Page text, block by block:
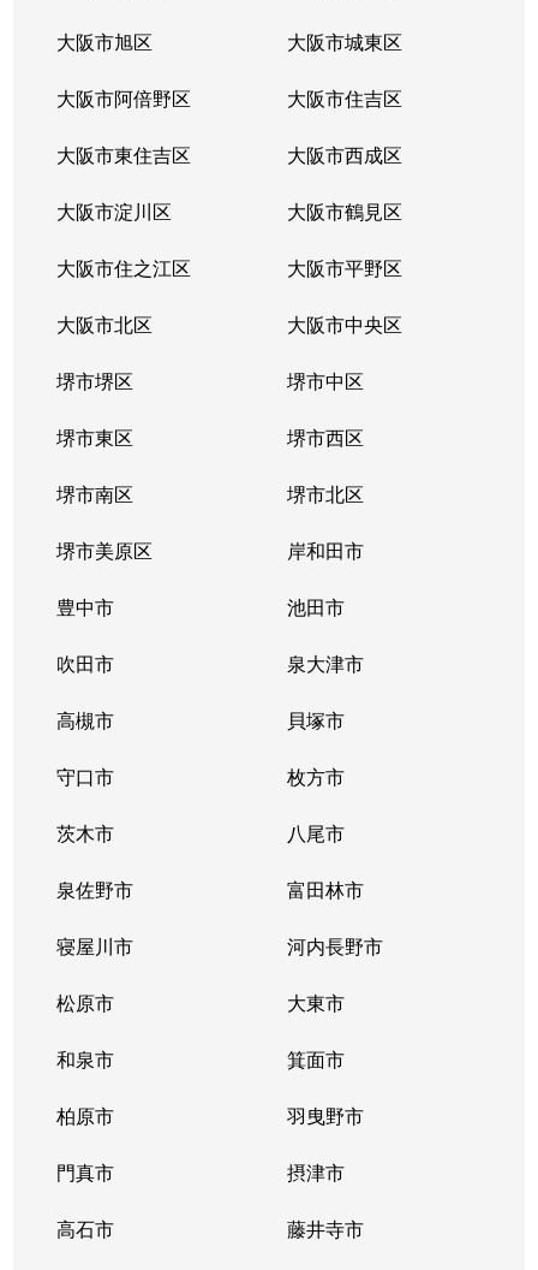
大阪市旭区 大阪市城東区
大阪市阿倍野区 大阪市住吉区
大阪市東住吉区 大阪市西成区
大阪市淀川区 大阪市鶴見区
大阪市住之江区 大阪市平野区
大阪市北区 大阪市中央区
堺市堺区 堺市中区
堺市東区 堺市西区
堺市南区 堺市北区
堺市美原区 岸和田市
豊中市 池田市
吹田市 泉大津市
高槻市 貝塚市
守口市 枚方市
茨木市 八尾市
泉佐野市 富田林市
寝屋川市 河内長野市
松原市 大東市
和泉市 箕面市
柏原市 羽曳野市
門真市 摂津市
高石市 藤井寺市